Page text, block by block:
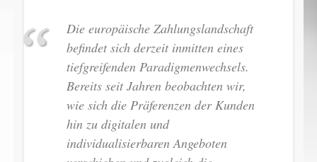
Die europäische Zahlungslandschaft
befindet sich derzeit inmitten eines
tiefgreifenden Paradigmenwechsels.
Bereits seit Jahren beobachten wir,
wie sich die Präferenzen der Kunden
hin zu digitalen und
individualisierbaren Angeboten